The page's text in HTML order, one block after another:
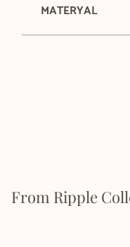
MATERYAL
From Ripple